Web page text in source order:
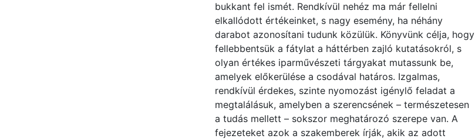
bukkant fel ismét. Rendkívül nehéz ma már fellelni
elkallódott értékeinket, s nagy esemény, ha néhány
darabot azonosítani tudunk közülük. Könyvünk célja, hogy
fellebbentsük a fátylat a háttérben zajló kutatásokról, s
olyan értékes iparművészeti tárgyakat mutassunk be,
amelyek előkerülése a csodával határos. Izgalmas,
rendkívül érdekes, szinte nyomozást igénylő feladat a
megtalálásuk, amelyben a szerencsének – természetesen
a tudás mellett – sokszor meghatározó szerepe van. A
fejezeteket azok a szakemberek írják, akik az adott